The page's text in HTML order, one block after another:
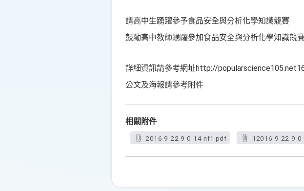
請高中生踴躍參予食品安全與分析化學知識競賽
鼓勵高中教師踴躍參加食品安全與分析化學知識競
詳細資訊請參考網址http://
公文及海報請參考附件
相關附件
2016-9-22-9-0-14-nf1.pdf 12016-9-22-9-